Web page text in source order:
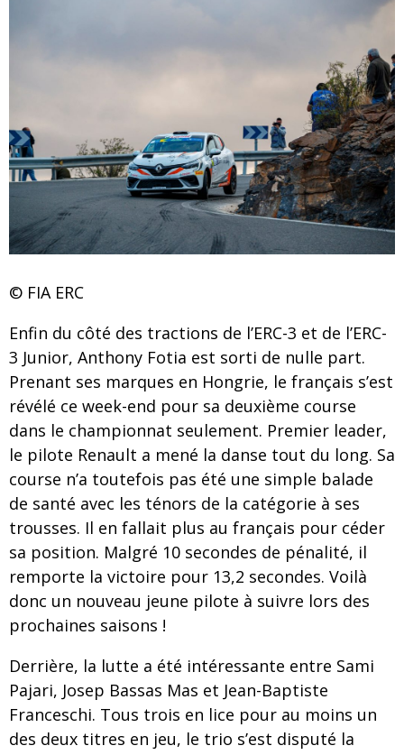
© FIA ERC
Enfin du côté des tractions de l’ERC-3 et de l’ERC-
3 Junior, Anthony Fotia est sorti de nulle part.
Prenant ses marques en Hongrie, le français s’est
révélé ce week-end pour sa deuxième course
dans le championnat seulement. Premier leader,
le pilote Renault a mené la danse tout du long. Sa
course n’a toutefois pas été une simple balade
de santé avec les ténors de la catégorie à ses
trousses. Il en fallait plus au français pour céder
sa position. Malgré 10 secondes de pénalité, il
remporte la victoire pour 13,2 secondes. Voilà
donc un nouveau jeune pilote à suivre lors des
prochaines saisons !
Derrière, la lutte a été intéressante entre Sami
Pajari, Josep Bassas Mas et Jean-Baptiste
Franceschi. Tous trois en lice pour au moins un
des deux titres en jeu, le trio s’est disputé la